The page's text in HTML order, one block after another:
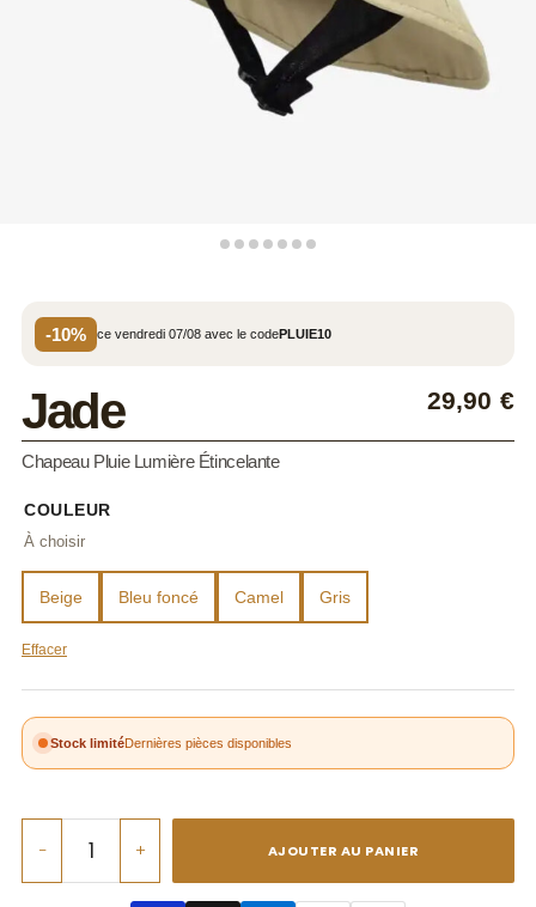
-10% ce vendredi 07/08 avec le codePLUIE10
Jade 29,90 €
Chapeau Pluie Lumière Étincelante
COULEUR
Beige Bleu foncé Camel Gris
Effacer
Stock limitéDernières pièces disponibles
−
Chapeau
+ AJOUTER AU PANIER